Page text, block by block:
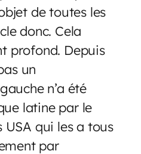
de toutes les
donc. Cela
profond. Depuis
un
n’a été
latine par le
qui les a tous
par